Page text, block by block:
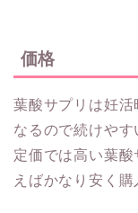
価格
葉酸サプリは妊
なるので続けやす
定価では高い葉
えばかなり安く購